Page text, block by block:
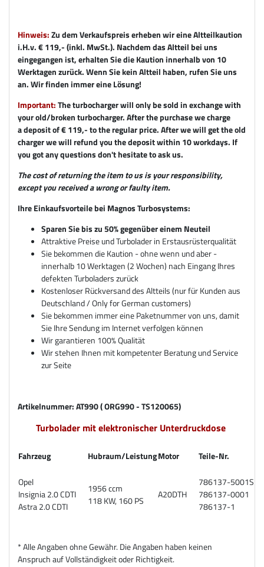
Hinweis:Zu dem Verkaufspreis erheben wir eine Altteilkaution
i.H.v. € 119,- (inkl. MwSt.). Nachdem das Altteil bei uns
eingegangen ist, erhalten Sie die Kaution innerhalb von 10
Werktagen zurück. Wenn Sie kein Altteil haben, rufen Sie uns
an. Wir finden immer eine Lösung!
Important:The turbocharger will only be sold in exchange with
your old/broken turbocharger. After the purchase we charge
a deposit of € 119,- to the regular price. After we will get the old
charger we will refund you the deposit within 10 workdays. If
you got any questions don't hesitate to ask us.
The cost of returning the item to us is your responsibility,
except you received a wrong or faulty item.
Ihre Einkaufsvorteile bei Magnos Turbosystems:
Sparen Sie bis zu 50% gegenüber einem Neuteil
Attraktive Preise und Turbolader in Erstausrüsterqualität
Sie bekommen die Kaution - ohne wenn und aber -
innerhalb 10 Werktagen (2 Wochen) nach Eingang Ihres
defekten Turboladers zurück
Kostenloser Rückversand des Altteils (nur für Kunden aus
Deutschland / Only for German customers)
Sie bekommen immer eine Paketnummer von uns, damit
Sie Ihre Sendung im Internet verfolgen können
Wir garantieren 100% Qualität
Wir stehen Ihnen mit kompetenter Beratung und Service
zur Seite
Artikelnummer: AT990 ( ORG990 - TS120065)
Turbolader mit elektronischer Unterdruckdose
Fahrzeug Hubraum/LeistungMotor Teile-Nr.
Opel
Insignia 2.0 CDTI
Astra 2.0 CDTI
1956 ccm
118 KW, 160 PS
A20DTH
786137-
786137-0001
786137-1
* Alle Angaben ohne Gewähr. Die Angaben haben keinen
Anspruch auf Vollständigkeit oder Richtigkeit.